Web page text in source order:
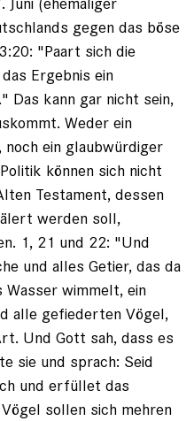
gegen das böse
"Paart sich die
Ergebnis ein
Das kann gar nicht sein,
Weder ein
ein glaubwürdiger
können sich nicht
Testament, dessen
werden soll,
1, 21 und 22: "Und
und alles Getier, das da
wimmelt, ein
alle gefiederten Vögel,
Und Gott sah, dass es
sie und sprach: Seid
und erfüllet das
sollen sich mehren